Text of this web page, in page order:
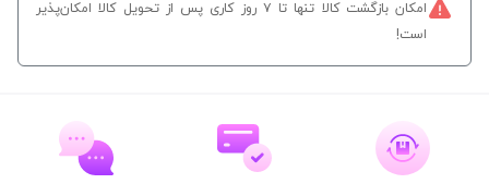
امکان بازگشت کالا تنها تا ۷ روز کاری پس از تحویل کالا امکان‌پذیر
است!